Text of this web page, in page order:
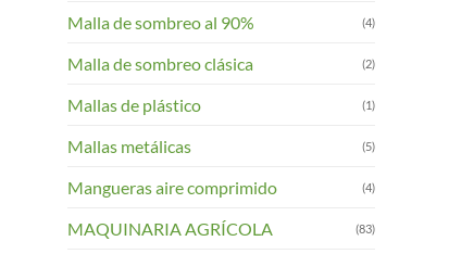
Malla de sombreo al 90% (4)
Malla de sombreo clásica (2)
Mallas de plástico (1)
Mallas metálicas (5)
Mangueras aire comprimido (4)
MAQUINARIA AGRÍCOLA (83)